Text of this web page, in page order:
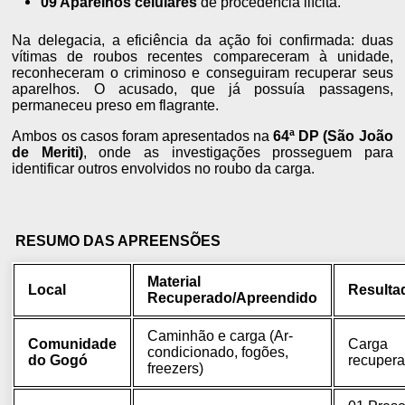
Na delegacia, a eficiência da ação foi confirmada: duas
vítimas de roubos recentes compareceram à unidade,
reconheceram o criminoso e conseguiram recuperar seus
aparelhos. O acusado, que já possuía passagens,
permaneceu preso em flagrante.
Ambos os casos foram apresentados na64ª DP (São João
de Meriti), onde as investigações prosseguem para
identificar outros envolvidos no roubo da carga.
RESUMO DAS APREENSÕES
Local
Material
Recuperado/Apreendido
Comunidade
do Gogó
Caminhão e carga (Ar-
condicionado, fogões,
freezers)
Carga